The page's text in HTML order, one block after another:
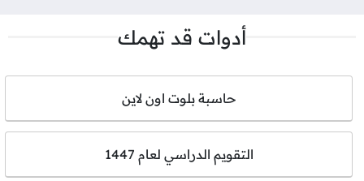
أدوات قد تهمك
حاسبة بلوت اون لاين
التقويم الدراسي لعام 1447